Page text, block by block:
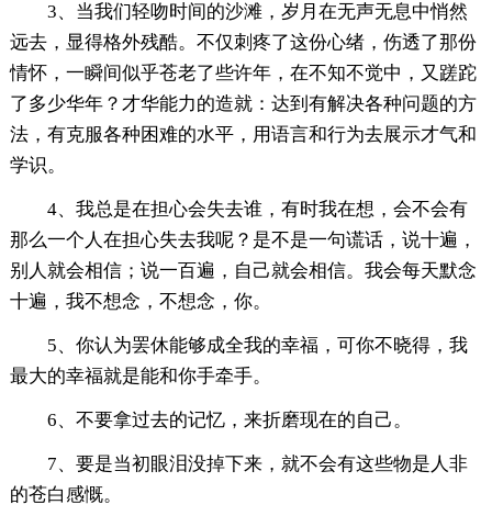
3、当我们轻吻时间的沙滩，岁月在无声无息中悄然
远去，显得格外残酷。不仅刺疼了这份心绪，伤透了那份
情怀，一瞬间似乎苍老了些许年，在不知不觉中，又蹉跎
了多少华年？才华能力的造就：达到有解决各种问题的方
法，有克服各种困难的水平，用语言和行为去展示才气和
学识。
4、我总是在担心会失去谁，有时我在想，会不会有
那么一个人在担心失去我呢？是不是一句谎话，说十遍，
别人就会相信；说一百遍，自己就会相信。我会每天默念
十遍，我不想念，不想念，你。
5、你认为罢休能够成全我的幸福，可你不晓得，我
最大的幸福就是能和你手牵手。
6、不要拿过去的记忆，来折磨现在的自己。
7、要是当初眼泪没掉下来，就不会有这些物是人非
的苍白感慨。